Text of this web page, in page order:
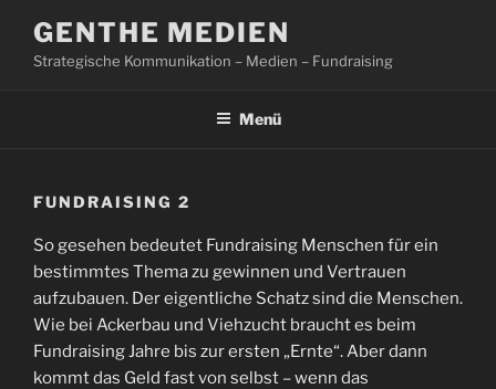
Inhalt
springen
GENTHE MEDIEN
Strategische Kommunikation – Medien – Fundraising
Menü
FUNDRAISING 2
So gesehen bedeutet Fundraising Menschen für ein
bestimmtes Thema zu gewinnen und Vertrauen
aufzubauen. Der eigentliche Schatz sind die Menschen.
Wie bei Ackerbau und Viehzucht braucht es beim
Fundraising Jahre bis zur ersten „Ernte“. Aber dann
kommt das Geld fast von selbst – wenn das